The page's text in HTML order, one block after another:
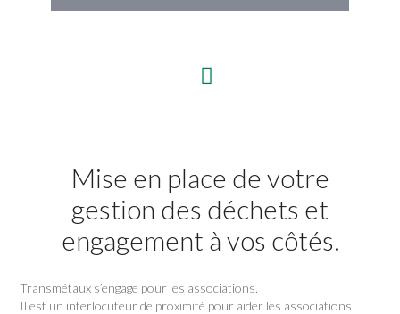
Mise en place de votre
gestion des déchets et
engagement à vos côtés.
Transmétaux s’engage pour les associations.
Il est un interlocuteur de proximité pour aider les associations